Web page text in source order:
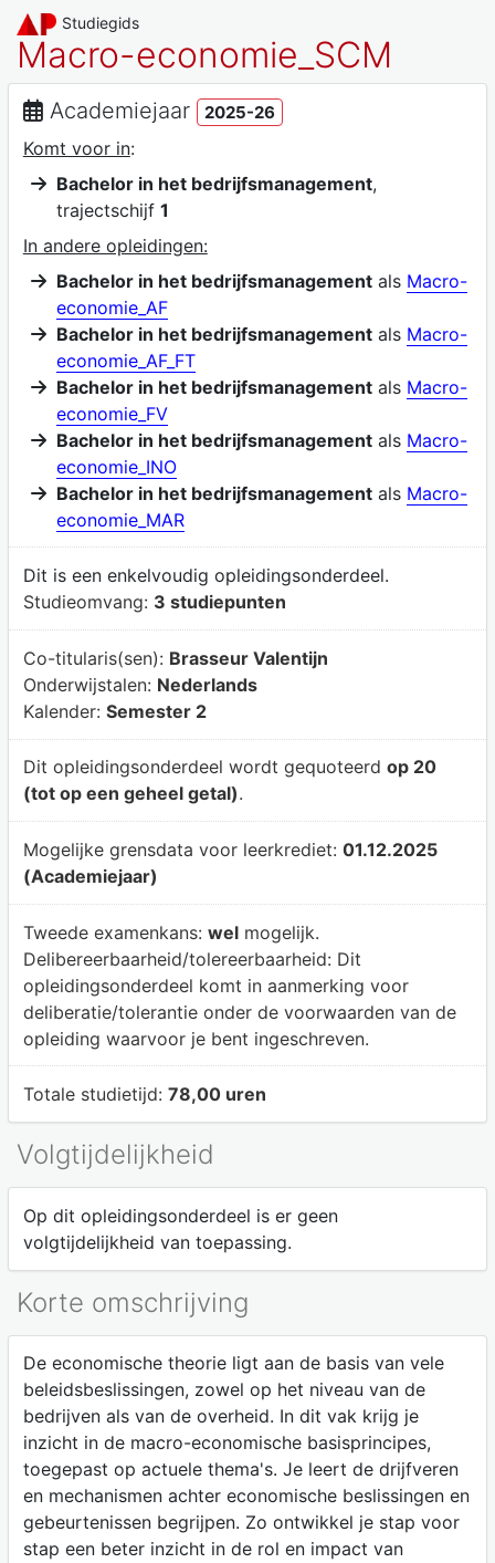
Studiegids
Macro-economie_SCM
Academiejaar 2025-26
Komt voor in:
Bachelor in het bedrijfsmanagement,
trajectschijf 1
In andere opleidingen:
Bachelor in het bedrijfsmanagementals Macro-
economie_AF
Bachelor in het bedrijfsmanagementals Macro-
economie_AF_FT
Bachelor in het bedrijfsmanagementals Macro-
economie_FV
Bachelor in het bedrijfsmanagementals Macro-
economie_INO
Bachelor in het bedrijfsmanagementals Macro-
economie_MAR
Dit is een enkelvoudig opleidingsonderdeel.
Studieomvang: 3 studiepunten
Co-titularis(sen): Brasseur Valentijn
Onderwijstalen: Nederlands
Kalender: Semester 2
Dit opleidingsonderdeel wordt gequoteerd op 20
(tot op een geheel getal).
Mogelijke grensdata voor leerkrediet: 01.12.2025
(Academiejaar)
Tweede examenkans: welmogelijk.
Delibereerbaarheid/tolereerbaarheid: Dit
opleidingsonderdeel komt in aanmerking voor
deliberatie/tolerantie onder de voorwaarden van de
opleiding waarvoor je bent ingeschreven.
Totale studietijd: 78,00 uren
Volgtijdelijkheid
Op dit opleidingsonderdeel is er geen
volgtijdelijkheid van toepassing.
Korte omschrijving
De economische theorie ligt aan de basis van vele
beleidsbeslissingen, zowel op het niveau van de
bedrijven als van de overheid. In dit vak krijg je
inzicht in de macro-economische basisprincipes,
toegepast op actuele thema's. Je leert de drijfveren
en mechanismen achter economische beslissingen en
gebeurtenissen begrijpen. Zo ontwikkel je stap voor
stap een beter inzicht in de rol en impact van